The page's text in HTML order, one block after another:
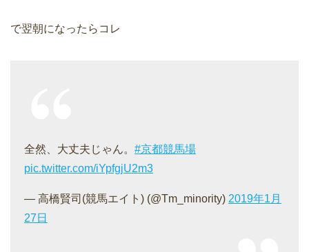
で翌朝になったらコレ
全然、大丈夫じゃん。 #京都競馬場
pic.twitter.com/iYpfgjU2m3
— 高橋賢司(競馬エイト) (@Tm_minority) 2019年1月
27日